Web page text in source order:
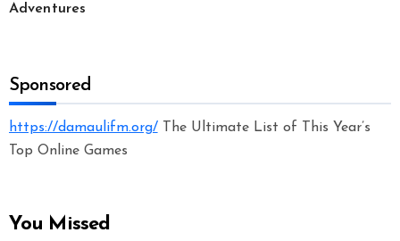
Adventures
Sponsored
https://damaulifm.org/The Ultimate List of This Year’s
Top Online Games
You Missed